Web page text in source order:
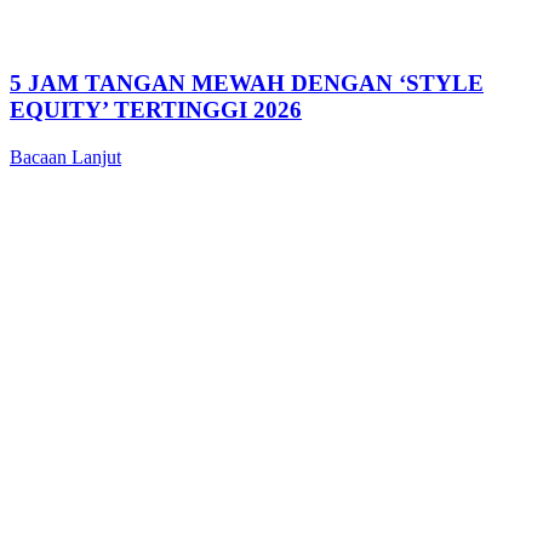
5 JAM TANGAN MEWAH DENGAN ‘STYLE
EQUITY’ TERTINGGI 2026
Bacaan Lanjut